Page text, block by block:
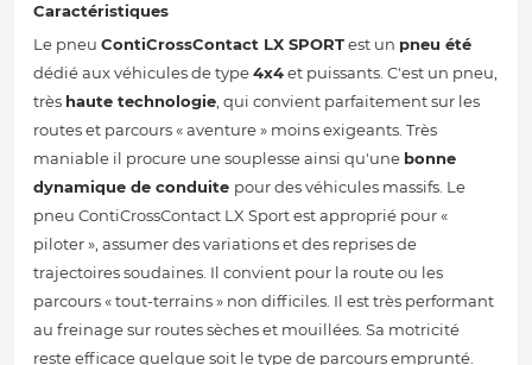
Caractéristiques
Le pneu ContiCrossContact LX SPORTest un pneu été
dédié aux véhicules de type4x4et puissants. C'est un pneu,
très haute technologie, qui convient parfaitement sur les
routes et parcours « aventure » moins exigeants. Très
maniable il procure une souplesse ainsi qu'une bonne
dynamique de conduite pour des véhicules massifs. Le
pneu ContiCrossContact LX Sport est approprié pour «
piloter », assumer des variations et des reprises de
trajectoires soudaines. Il convient pour la route ou les
parcours « tout-terrains » non difficiles. Il est très performant
au freinage sur routes sèches et mouillées. Sa motricité
reste efficace quelque soit le type de parcours emprunté.